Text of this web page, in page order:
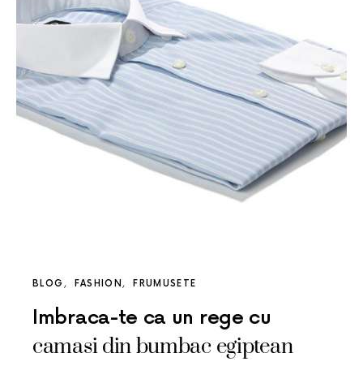
BLOG FASHION FRUMUSETE
Imbraca-te ca un rege cu
camasi din bumbac egiptean